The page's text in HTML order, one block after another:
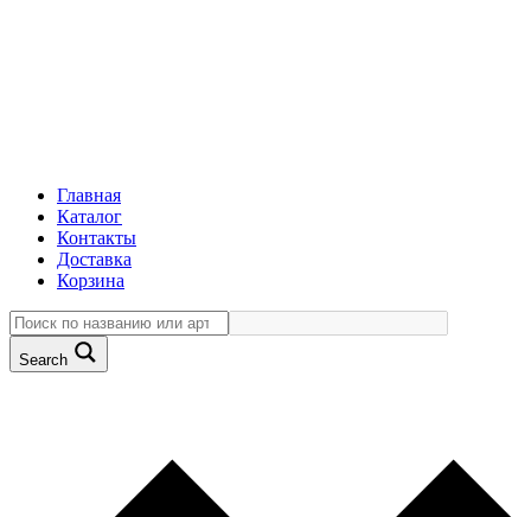
Главная
Каталог
Контакты
Доставка
Корзина
Search